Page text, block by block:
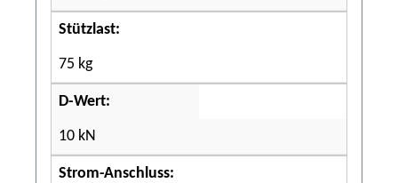
Stützlast:
75 kg
D-Wert:
10 kN
Strom-Anschluss: